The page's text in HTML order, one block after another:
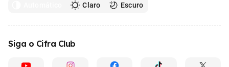
Claro Escuro
Siga o Cifra Club